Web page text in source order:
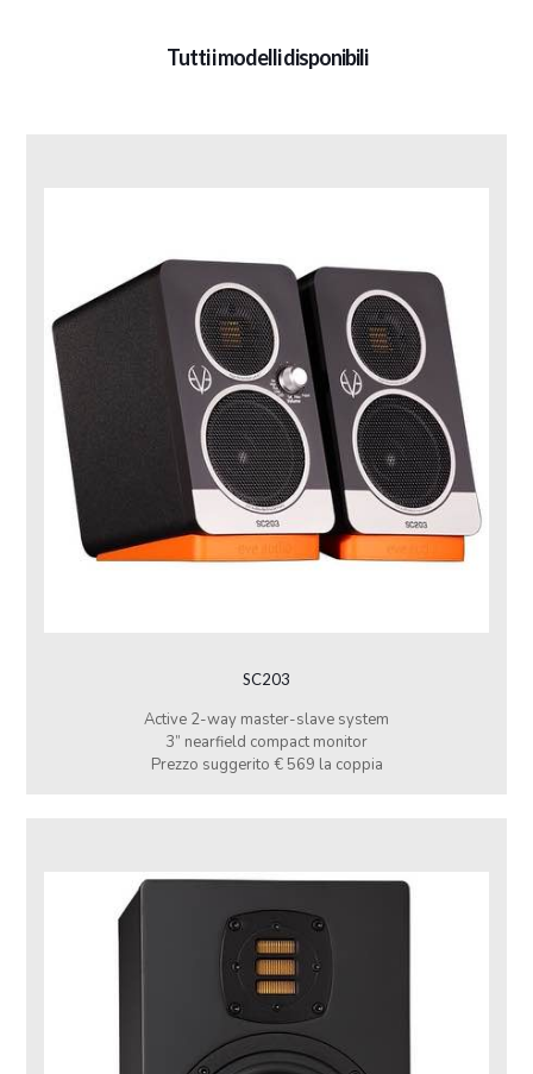
Tutti i modelli disponibili
SC203
Active 2-way master-slave system
3” nearfield compact monitor
Prezzo suggerito € 569 la coppia